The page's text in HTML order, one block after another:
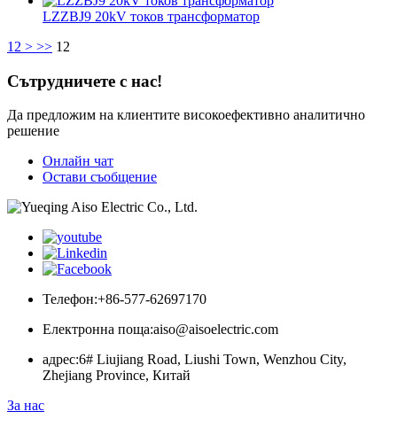
LZZBJ9 20kV токов трансформатор
1 2 > >> 12
Сътрудничете с нас!
Да предложим на клиентите високоефективно аналитично
решение
Онлайн чат
Остави съобщение
Телефон:+86-577-62697170
Електронна поща:aiso@aisoelectric.com
адрес:6# Liujiang Road, Liushi Town, Wenzhou City,
Zhejiang Province, Китай
За нас